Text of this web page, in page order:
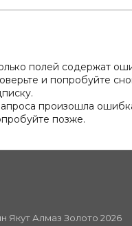
полей содержат
и попробуйте
произошла
позже.
Якут Алмаз Золото 2026